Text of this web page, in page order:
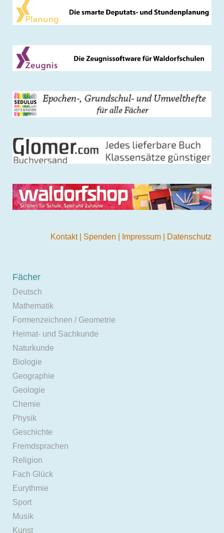
Kontakt Spenden Impressum Datenschutz
Fächer
Deutsch
Mathematik
Formenzeichnen / Geometrie
Heimat- und Sachkunde
Naturkunde
Biologie
Geographie
Geologie
Chemie
Physik
Geschichte
Fremdsprachen
Religion
Fach Glück
Eurythmie
Sport
Musik
Kunst